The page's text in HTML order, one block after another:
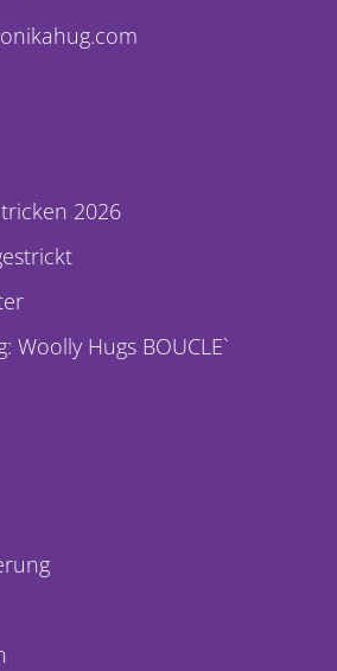
2026
Woolly Hugs BOUCLE`